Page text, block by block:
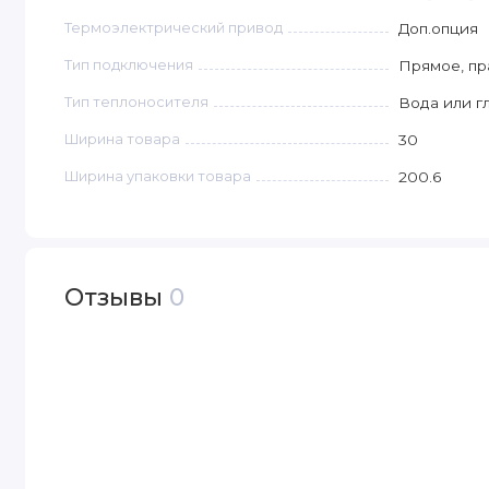
Термоэлектрический привод Доп.опция
Тип подключения Прямое,
Тип теплоносителя Вода или
Ширина товара 30
Ширина упаковки товара 200.6
Отзывы 0